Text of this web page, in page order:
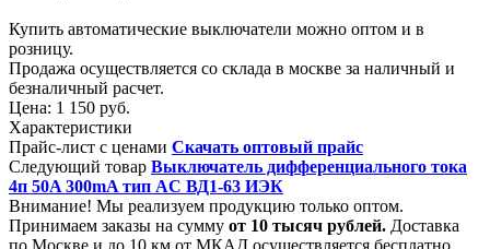
Купить автоматические выключатели можно оптом и в
розницу.
Продажа осуществляется со склада в москве за наличный и
безналичный расчет.
Цена: 1 150 руб.
Характеристики
Прайс-лист с ценами Скачать оптовый прайс
Следующий товар Выключатель дифференциального тока
4п 50A 300mA тип AC ВД1-63 ИЭК
Внимание! Мы реализуем продукцию только оптом.
Принимаем заказы на сумму от 10 тысяч рублей. Доставка
по Москве и до 10 км от МКАД осуществляется бесплатно.